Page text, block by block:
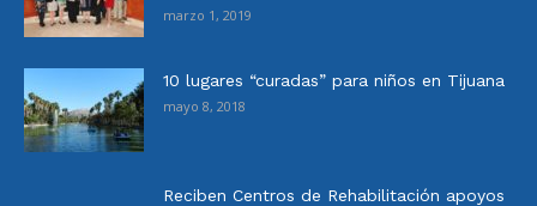
marzo 1, 2019
10 lugares “curadas” para niños en Tijuana
mayo 8, 2018
Reciben Centros de Rehabilitación apoyos